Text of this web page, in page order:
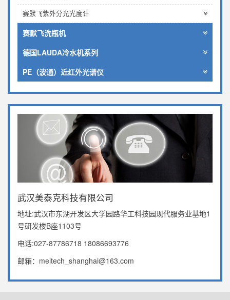
赛默飞紫外分光光度计
赛默飞洗瓶机
德国LAUDA冷水机系列
PE（波通）近红外光谱仪
武汉美泰克科技有限公司
地址:武汉市东湖开发区大学园路华工科技园现代服务业基地1
号研发楼B座1103号
电话:027-87786718 18086693776
邮箱：meitech_shanghai@163.com